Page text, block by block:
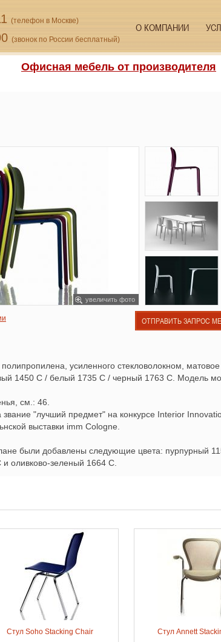
(телефон в Москве)
(звонок по России бесплатный)
О КОМПАНИИ
Офисная мебель от производителя
увеличить фото
ОТПРАВИТЬ ЗАПРОС
усиленного стекловолокном, матовое
1450 C / белый 1735 C / черный 1763 C. Модель
см.: 46.
"лучший предмет" на конкурсе Interior
выставки imm Cologne.
были добавлены следующие цвета: пурпурный
оливково-зеленый 1664 C.
Стул Soho Stacking Chair Стул Annett